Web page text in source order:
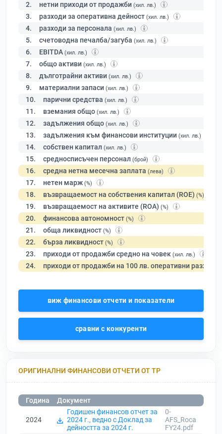
2. нетни приходи от продажби (хил. лв.)
3. разходи за оперативна дейност (хил. лв.)
4. разходи за персонала (хил. лв.)
5. счетоводна печалба/загуба (хил. лв.)
6. EBITDA (хил. лв.)
7. общо активи (хил. лв.)
8. дълготрайни активи (хил. лв.)
9. материални запаси (хил. лв.)
10. парични средства (хил. лв.)
11. вземания общо (хил. лв.)
12. задължения общо (хил. лв.)
13. задължения към финансови институции (хил. лв.)
14. собствен капитал (хил. лв.)
15. средносписъчен персонал (брой)
16. средна нетна месечна заплата (лева)
17. нетен марж (%)
18. възвращаемост на собствения капитал (ROE) (%)
19. възвращаемост на активите (ROA) (%)
20. финансова автономност (%)
21. обща ликвидност (%)
22. бърза ликвидност (%)
23. приходи от продажби средно на човек (хил. лв.)
24. приходи от продажби на 100 лв. оперативни разходи
виж финансови отчети и показатели
сравни с конкуренти
ОРИГИНАЛНИ ФИНАНСОВИ ОТЧЕТИ ОТ ТР
Година Документ
2024
Годишен финансов отчет за
2024 г., ведно с Доклад за
дейността за 2024 г.
0-
AFS_Roca
FY24.pdf